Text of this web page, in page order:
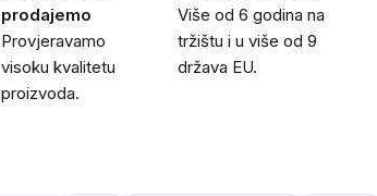
prodajemo
Provjeravamo
visoku kvalitetu
proizvoda.
Više od 6 godina na
tržištu i u više od 9
država EU.